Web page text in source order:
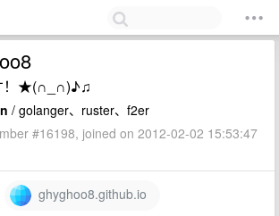
！★(∩_∩)♪♫
/ golanger、ruster、f2er
#16198, joined on 2012-02-02 15:53:47
ghyghoo8.github.io